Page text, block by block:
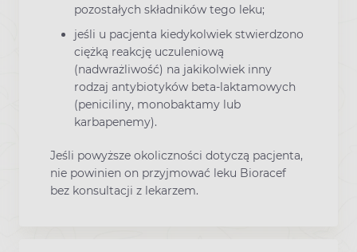
pozostałych składników tego leku;
jeśli u pacjenta kiedykolwiek stwierdzono
ciężką reakcję uczuleniową
(nadwrażliwość) na jakikolwiek inny
rodzaj antybiotyków beta-laktamowych
(peniciliny, monobaktamy lub
karbapenemy).
Jeśli powyższe okoliczności dotyczą pacjenta,
nie powinien on przyjmować leku Bioracef
bez konsultacji z lekarzem.